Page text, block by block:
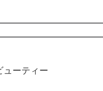
ューティー